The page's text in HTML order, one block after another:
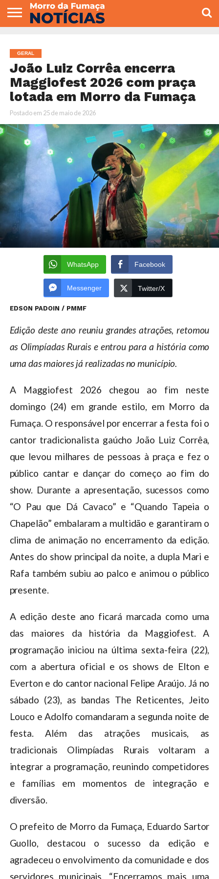
VEREADORES
GERAL
João Luiz Corrêa encerra
Maggiofest 2026 com praça
lotada em Morro da Fumaça
Postado em 25 de maio de 2026
WhatsApp Facebook
Messenger Twitter/X
EDSON PADOIN / PMMF
Edição deste ano reuniu grandes atrações, retomou
as Olimpíadas Rurais e entrou para a história como
uma das maiores já realizadas no município.
A Maggiofest 2026 chegou ao fim neste
domingo (24) em grande estilo, em Morro da
Fumaça. O responsável por encerrar a festa foi o
cantor tradicionalista gaúcho João Luiz Corrêa,
que levou milhares de pessoas à praça e fez o
público cantar e dançar do começo ao fim do
show. Durante a apresentação, sucessos como
“O Pau que Dá Cavaco” e “Quando Tapeia o
Chapelão” embalaram a multidão e garantiram o
clima de animação no encerramento da edição.
Antes do show principal da noite, a dupla Mari e
Rafa também subiu ao palco e animou o público
presente.
A edição deste ano ficará marcada como uma
das maiores da história da Maggiofest. A
programação iniciou na última sexta-feira (22),
com a abertura oficial e os shows de Elton e
Everton e do cantor nacional Felipe Araújo. Já no
sábado (23), as bandas The Reticentes, Jeito
Louco e Adolfo comandaram a segunda noite de
festa. Além das atrações musicais, as
tradicionais Olimpíadas Rurais voltaram a
integrar a programação, reunindo competidores
e famílias em momentos de integração e
diversão.
O prefeito de Morro da Fumaça, Eduardo Sartor
Guollo, destacou o sucesso da edição e
agradeceu o envolvimento da comunidade e dos
servidores municipais. “Encerramos mais uma